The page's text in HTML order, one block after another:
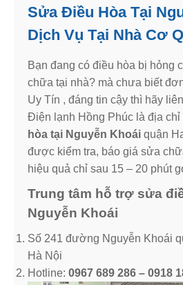
Sửa Điều Hòa Tại
Dịch Vụ Tại Nhà Cơ
Bạn đang có điều hòa bị hỏng
chữa tại nhà? mà chưa biết
Uy Tín , đáng tin cậy thì hãy
Điện lạnh Hồng Phúc là địa chỉ
hòa tại Nguyễn Khoái quận
được kiểm tra, báo giá sửa
hiệu quả chỉ sau 15 – 20 phút
Trung tâm hỗ trợ sửa
Nguyễn Khoái
Số 241 đường Nguyễn Khoái
Hà Nội
Hotline: 0967 689 286 – 0918